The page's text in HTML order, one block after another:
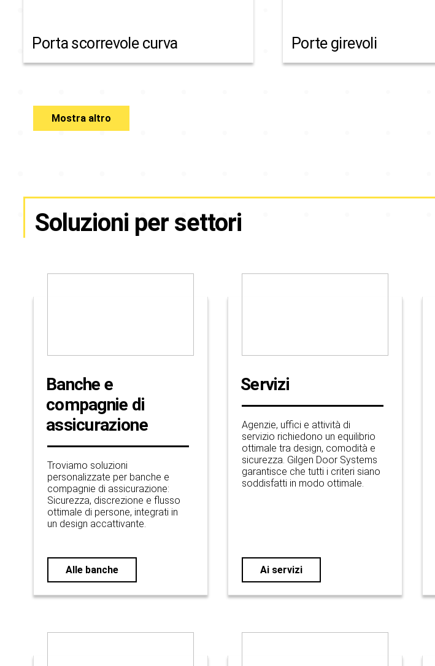
Porta scorrevole curva Porte girevoli
Mostra altro
Soluzioni per settori
Banche e
compagnie di
assicurazione
Troviamo soluzioni
personalizzate per banche e
compagnie di assicurazione:
Sicurezza, discrezione e flusso
ottimale di persone, integrati in
un design accattivante.
Alle banche
Servizi
Agenzie, uffici e attività di
servizio richiedono un equilibrio
ottimale tra design, comodità e
sicurezza. Gilgen Door Systems
garantisce che tutti i criteri siano
soddisfatti in modo ottimale.
Ai servizi